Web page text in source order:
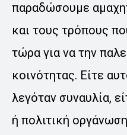
παραδώσουμε
και τους τρόπους
τώρα για να την
κοινότητας. Είτε
λεγόταν συναυλία,
ή πολιτική